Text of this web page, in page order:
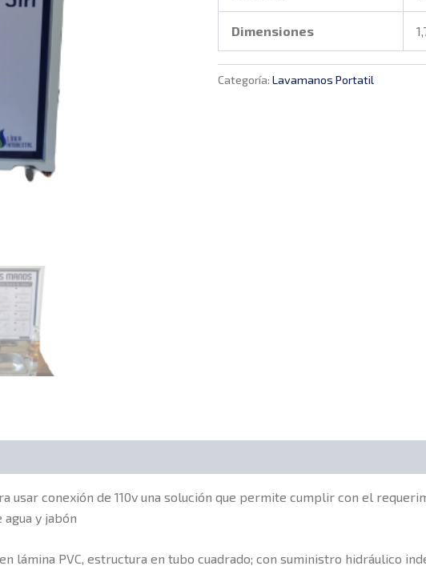
Dimensiones
Categoría: Lavamanos Portatil
conexión de 110v una solución que permite cumplir con el
y jabón
lámina PVC, estructura en tubo cuadrado; con suministro hidráulico